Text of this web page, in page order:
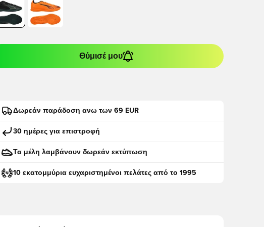
Θύμισέ μου
Δωρεάν παράδοση ανω των 69 EUR
30 ημέρες για επιστροφή
Τα μέλη λαμβάνουν δωρεάν εκτύπωση
10 εκατομμύρια ευχαριστημένοι πελάτες από το 1995